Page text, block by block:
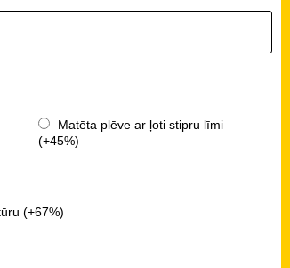
Matēta plēve ar ļoti stipru līmi
(+45%)
(+67%)